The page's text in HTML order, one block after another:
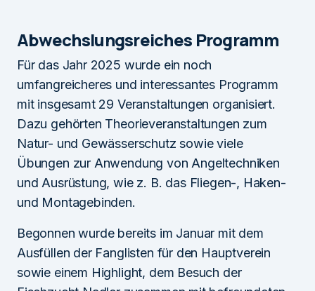
Abwechslungsreiches Programm
Für das Jahr 2025 wurde ein noch
umfangreicheres und interessantes Programm
mit insgesamt 29 Veranstaltungen organisiert.
Dazu gehörten Theorieveranstaltungen zum
Natur- und Gewässerschutz sowie viele
Übungen zur Anwendung von Angeltechniken
und Ausrüstung, wie z. B. das Fliegen-, Haken-
und Montagebinden.
Begonnen wurde bereits im Januar mit dem
Ausfüllen der Fanglisten für den Hauptverein
sowie einem Highlight, dem Besuch der